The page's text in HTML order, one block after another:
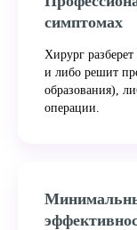
симптомах
Хирург
и либо решит
образования),
операции.